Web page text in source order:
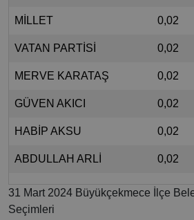
MİLLET 0,02
VATAN PARTİSİ 0,02
MERVE KARATAŞ 0,02
GÜVEN AKICI 0,02
HABİP AKSU 0,02
ABDULLAH ARLİ 0,02
31 Mart 2024 Büyükçekmece İlçe
Seçimleri